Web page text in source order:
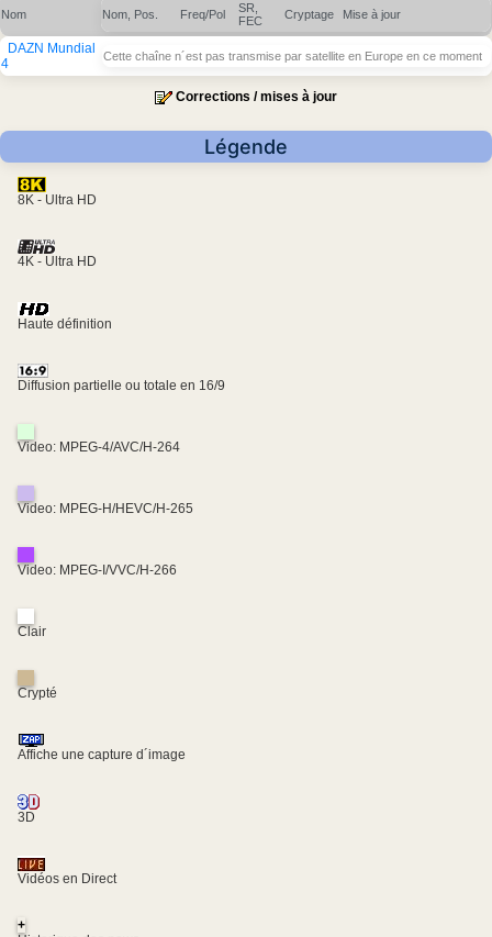
Nom Nom, Pos. Freq/Pol
SR,
FEC
Cryptage Mise à jour
DAZN Mundial
4
Cette chaîne n´est pas transmise par satellite en Europe en ce moment
Corrections / mises à jour
Légende
8K - Ultra HD
4K - Ultra HD
Haute définition
Diffusion partielle ou totale en 16/9
Video: MPEG-4/AVC/H-264
Video: MPEG-H/HEVC/H-265
Video: MPEG-I/VVC/H-266
Clair
Crypté
Affiche une capture d´image
3D
Vidéos en Direct
+